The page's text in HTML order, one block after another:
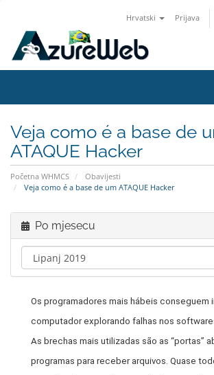
Hrvatski Prijava
Veja como é a base de
ATAQUE Hacker
Početna WHMCS
Obavijesti
Veja como é a base de um ATAQUE Hacker
Po mjesecu
Os programadores mais hábeis conseguem
computador explorando falhas nos
As brechas mais utilizadas são as “portas”
programas para receber arquivos. Quase